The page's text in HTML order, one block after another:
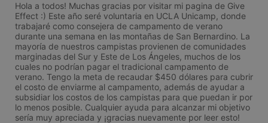
Hola a todos! Muchas gracias por visitar mi pagina de Give
Effect :) Este año seré voluntaria en UCLA Unicamp, donde
trabajaré como consejera de campamento de verano
durante una semana en las montañas de San Bernardino. La
mayoría de nuestros campistas provienen de comunidades
marginadas del Sur y Este de Los Ángeles, muchos de los
cuales no podrían pagar el tradicional campamento de
verano. Tengo la meta de recaudar $450 dólares para cubrir
el costo de enviarme al campamento, además de ayudar a
subsidiar los costos de los campistas para que puedan ir por
lo menos posible. Cualquier ayuda para alcanzar mi objetivo
sería muy apreciada y ¡gracias nuevamente por leer esto!